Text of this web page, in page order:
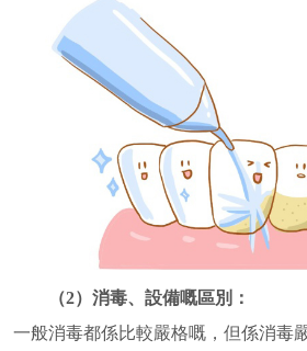
（2）消毒、設備嘅區別：
一般消毒都係比較嚴格嘅，但係消毒